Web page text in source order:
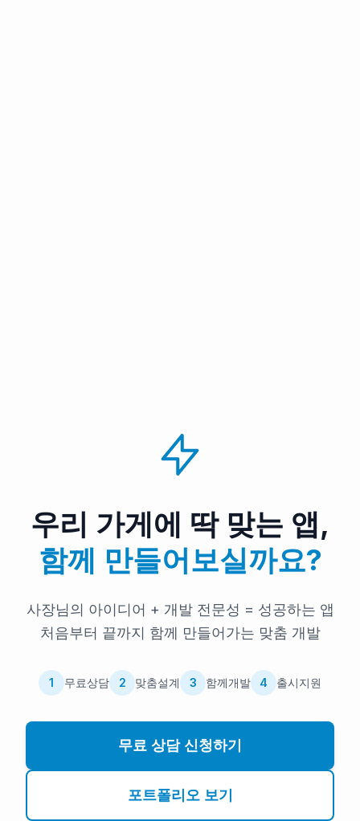
우리 가게에 딱 맞는 앱,
함께 만들어보실까요?
사장님의 아이디어 + 개발 전문성 = 성공하는 앱
처음부터 끝까지 함께 만들어가는 맞춤 개발
1 무료상담 2 맞춤설계 3 함께개발 4 출시지원
무료 상담 신청하기
포트폴리오 보기